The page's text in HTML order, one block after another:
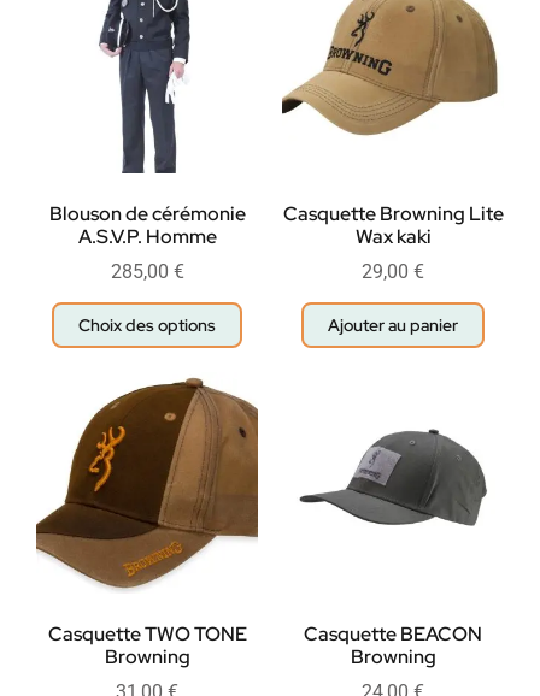
Blouson de cérémonie
A.S.V.P. Homme
285,00 €
Choix des options
Casquette Browning Lite
Wax kaki
29,00 €
Ajouter au panier
Casquette TWO TONE
Browning
31,00 €
Casquette BEACON
Browning
24,00 €